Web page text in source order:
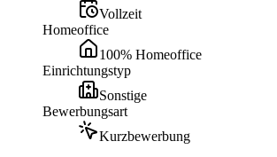
Vollzeit
Homeoffice
100% Homeoffice
Einrichtungstyp
Sonstige
Bewerbungsart
Kurzbewerbung